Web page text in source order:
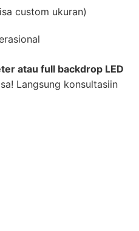
custom ukuran)
atau full backdrop LED
Langsung konsultasiin